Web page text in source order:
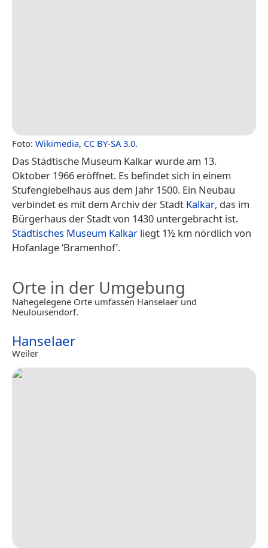
Foto: Wikimedia, CC BY-SA 3.0.
Das Städtische Museum Kalkar wurde am 13.
Oktober 1966 eröffnet. Es befindet sich in einem
Stufengiebelhaus aus dem Jahr 1500. Ein Neubau
verbindet es mit dem Archiv der Stadt Kalkar, das im
Bürgerhaus der Stadt von 1430 untergebracht ist.
Städtisches Museum Kalkar liegt 1½ km nördlich von
Hofanlage ‘Bramenhof’.
Orte in der Umgebung
Nahegelegene Orte umfassen Hanselaer und
Neulouisendorf.
Hanselaer
Weiler